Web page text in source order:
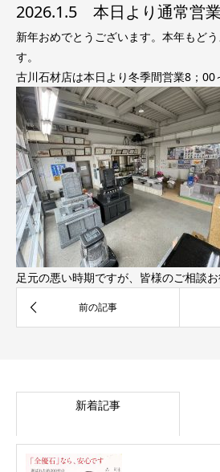
2026.1.5 本日より通常営業
新年おめでとうございます。本年もど
す。
古川石材店は本日より冬季間営業8；00
足元の悪い時期ですが、皆様のご相談お
新着記事